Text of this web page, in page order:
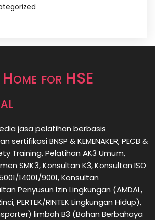
for HSE
jasa pelatihan berbasis
BNSP & KEMENAKER, PECB &
Training, Pelatihan AK3 Umum,
SMK3, Konsultan K3, Konsultan ISO
14001/9001,Konsultan
Penyusun Izin Lingkungan (AMDAL,
PERTEK/RINTEK Lingkungan Hidup),
limbah B3 (Bahan Berbahaya